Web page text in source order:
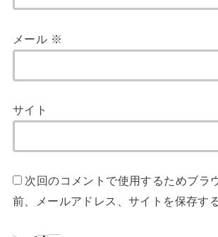
メール ※
サイト
次回のコメントで使用するためブラ
前、メールアドレス、サイトを保存する